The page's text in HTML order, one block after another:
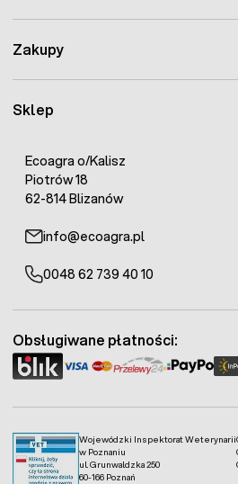
Sklep
Ecoagra o/Kalisz
Piotrów 18
62-814 Blizanów
info@ecoagra.pl
0048 62 739 40 10
Zakupy
Wojewódzki Inspektorat Weterynarii
w Poznaniu
ul. Grunwaldzka 250
60-166 Poznań
Obsługiwane płatności: